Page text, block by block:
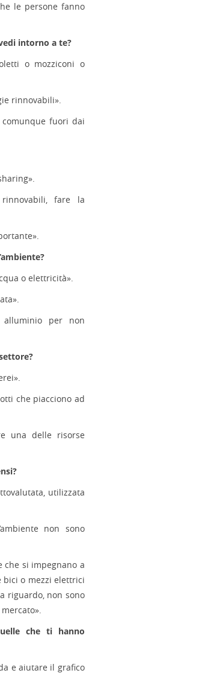
le persone fanno
intorno a te?
o mozziconi o
rinnovabili».
comunque fuori dai
fare la
o elettricità».
alluminio per non
che piacciono ad
una delle risorse
utilizzata
non sono
che si impegnano a
bici o mezzi elettrici
riguardo, non sono
che ti hanno
e aiutare il grafico